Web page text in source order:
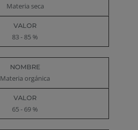
Materia seca
83 - 85 %
Materia orgánica
65 - 69 %